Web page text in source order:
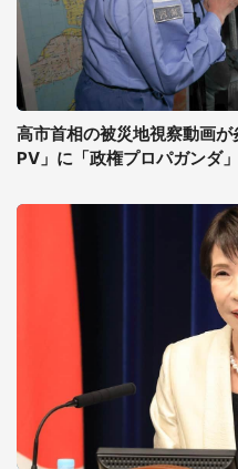
高市首相の被災地視察動画
PV」に「政権プロパガンダ